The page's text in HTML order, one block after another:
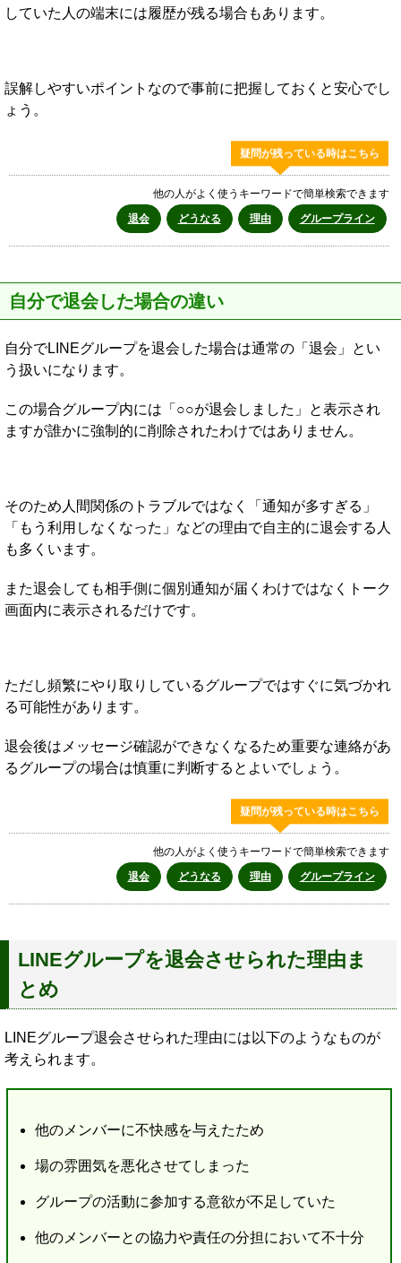
していた人の端末には履歴が残る場合もあります。
誤解しやすいポイントなので事前に把握しておくと安心でし
ょう。
疑問が残っている時はこちら
他の人がよく使うキーワードで簡単検索できます
退会
どうなる 理由 グループライン
自分で退会した場合の違い
自分でLINEグループを退会した場合は通常の「退会」とい
う扱いになります。
この場合グループ内には「○○が退会しました」と表示され
ますが誰かに強制的に削除されたわけではありません。
そのため人間関係のトラブルではなく「通知が多すぎる」
「もう利用しなくなった」などの理由で自主的に退会する人
も多くいます。
また退会しても相手側に個別通知が届くわけではなくトーク
画面内に表示されるだけです。
ただし頻繁にやり取りしているグループではすぐに気づかれ
る可能性があります。
退会後はメッセージ確認ができなくなるため重要な連絡があ
るグループの場合は慎重に判断するとよいでしょう。
疑問が残っている時はこちら
他の人がよく使うキーワードで簡単検索できます
退会
どうなる 理由 グループライン
LINEグループを退会させられた理由ま
とめ
LINEグループ退会させられた理由には以下のようなものが
考えられます。
他のメンバーに不快感を与えたため
場の雰囲気を悪化させてしまった
グループの活動に参加する意欲が不足していた
他のメンバーとの協力や責任の分担において不十分